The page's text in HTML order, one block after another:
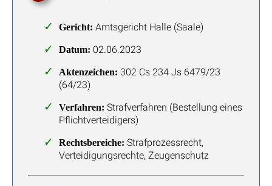
Gericht: Amtsgericht Halle (Saale)
Datum: 02.06.2023
Aktenzeichen: 302 Cs 234 Js 6479/23
(64/23)
Verfahren: Strafverfahren (Bestellung eines
Pflichtverteidigers)
Rechtsbereiche: Strafprozessrecht,
Verteidigungsrechte, Zeugenschutz